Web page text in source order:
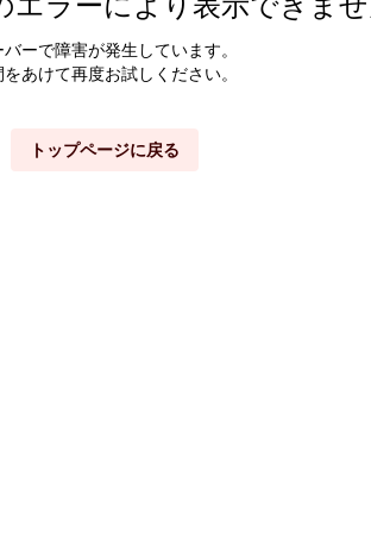
ーで障害が発生しています。
あけて再度お試しください。
トップページに戻る